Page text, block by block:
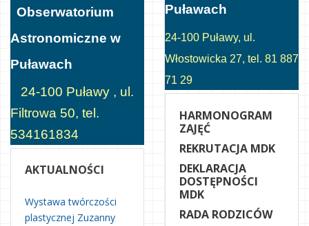
Obserwatorium
Astronomiczne w
Puławach
24-100 Puławy , ul.
Filtrowa 50, tel.
534161834
AKTUALNOŚCI
Wystawa twórczości
plastycznej Zuzanny
Puławach
24-100 Puławy, ul.
Włostowicka 27, tel. 81 887
71 29
HARMONOGRAM
ZAJĘĆ
REKRUTACJA MDK
DEKLARACJA
DOSTĘPNOŚCI
MDK
RADA RODZICÓW